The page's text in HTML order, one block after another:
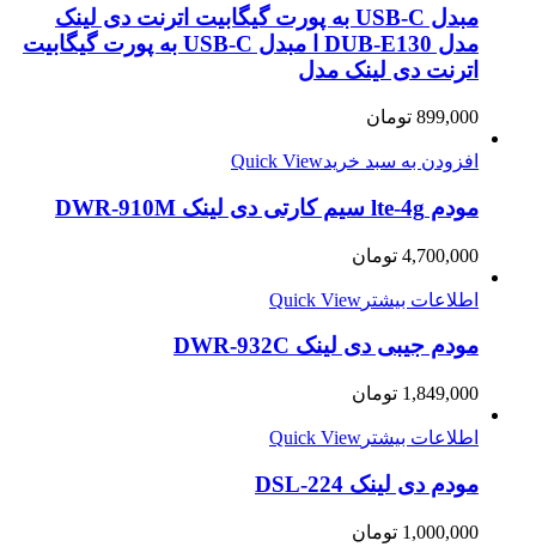
مبدل USB-C به پورت گیگابیت اترنت دی لینک
مدل DUB-E130 ا مبدل USB-C به پورت گیگابیت
اترنت دی لینک مدل
899,000 تومان
افزودن به سبد خریدQuick View
مودم lte-4g سیم کارتی دی لینک DWR-910M
4,700,000 تومان
اطلاعات بیشتر Quick View
مودم جیبی دی لینک DWR-932C
1,849,000 تومان
اطلاعات بیشتر Quick View
مودم دی لینک DSL-224
1,000,000 تومان